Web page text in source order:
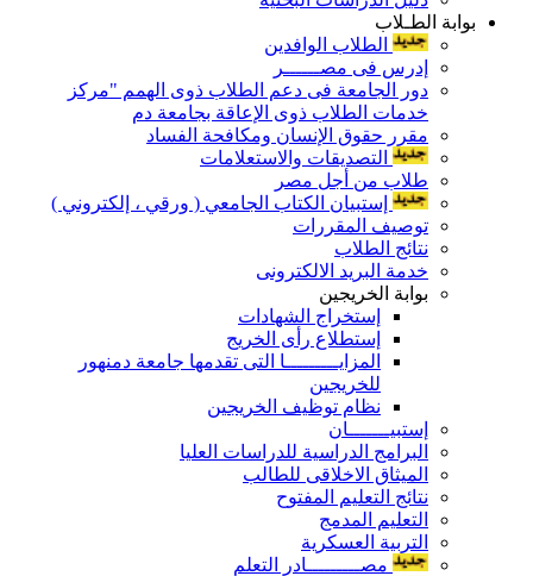
بوابة الطـلاب
الطلاب الوافدين
إدرس فى مصــــــر
دور الجامعة فى دعم الطلاب ذوى الهمم "مركز
خدمات الطلاب ذوى الإعاقة بجامعة دم
مقرر حقوق الإنسان ومكافحة الفساد
التصديقات والاستعلامات
طلاب من أجل مصر
إستبيان الكتاب الجامعي ( ورقي ، إلكتروني )
توصيف المقررات
نتائج الطلاب
خدمة البريد الالكترونى
بوابة الخريجين
إستخراج الشهادات
إستطلاع رأى الخريج
المزايـــــــــا التى تقدمها جامعة دمنهور
للخريجين
نظام توظيف الخريجين
إستبيـــــــان
البرامج الدراسية للدراسات العليا
الميثاق الاخلاقى للطالب
نتائج التعليم المفتوح
التعليم المدمج
التربية العسكرية
مصـــــــــادر التعلم